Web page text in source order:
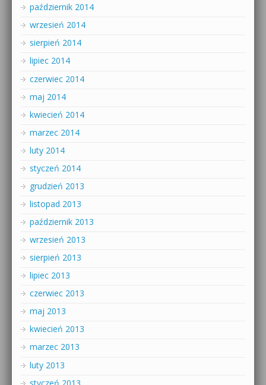
październik 2014
wrzesień 2014
sierpień 2014
lipiec 2014
czerwiec 2014
maj 2014
kwiecień 2014
marzec 2014
luty 2014
styczeń 2014
grudzień 2013
listopad 2013
październik 2013
wrzesień 2013
sierpień 2013
lipiec 2013
czerwiec 2013
maj 2013
kwiecień 2013
marzec 2013
luty 2013
styczeń 2013